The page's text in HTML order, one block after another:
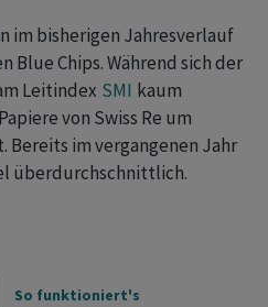
im bisherigen Jahresverlauf
Blue Chips. Während sich der
Leitindex SMI kaum
von Swiss Re um
Bereits im vergangenen Jahr
überdurchschnittlich.
So funktioniert's